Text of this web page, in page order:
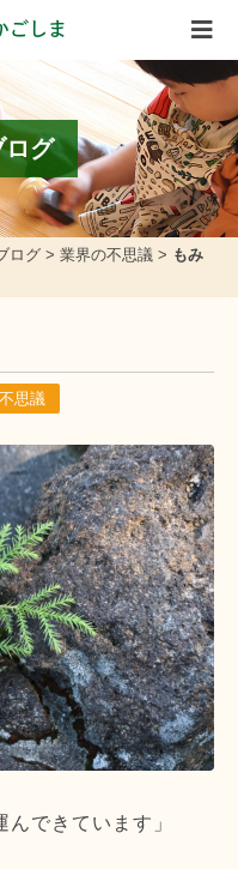
ごしま
ログ
ログ > 業界の不思議 > もみ
思議
んできています」